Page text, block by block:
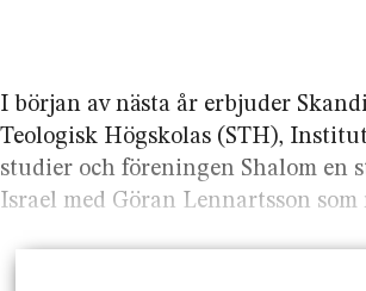
I början av nästa år erbjuder
Teologisk Högskolas (STH),
studier och föreningen Shalom en
Israel med Göran Lennartsson som